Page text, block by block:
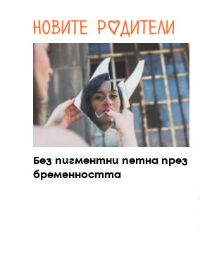
Без пигментни петна през
бременността